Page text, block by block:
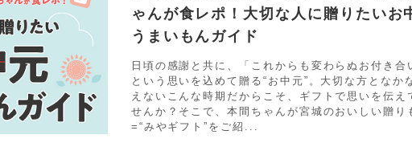
ゃんが食レポ！大切な人に贈りたいお
うまいもんガイド
日頃の感謝と共に、「これからも変わらぬお付き合
という思いを込めて贈る“お中元”。大切な方となか
えないこんな時期だからこそ、ギフトで思いを伝え
せんか？そこで、本間ちゃんが宮城のおいしい贈り
=“みやギフト”をご紹...